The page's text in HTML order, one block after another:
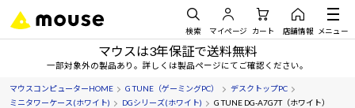
検索 マイページ カート 店舗情報 メニュー
マウスは3年保証で送料無料
一部対象外の製品あり。詳しくは製品ページにてご確認ください。
マウスコンピューターHOME G TUNE（ゲーミングPC）
デスクトップPC
ミニタワーケース(ホワイト)
DGシリーズ(ホワイト) G TUNE DG-A7G7T（ホワイト）